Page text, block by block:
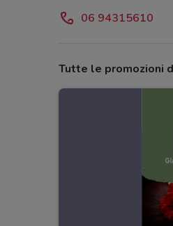
06 94315610
Tutte le promozioni